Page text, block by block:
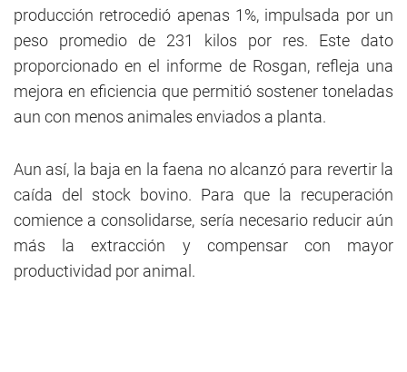
producción retrocedió apenas 1%, impulsada por un
peso promedio de 231 kilos por res. Este dato
proporcionado en el informe de Rosgan, refleja una
mejora en eficiencia que permitió sostener toneladas
aun con menos animales enviados a planta.
Aun así, la baja en la faena no alcanzó para revertir la
caída del stock bovino. Para que la recuperación
comience a consolidarse, sería necesario reducir aún
más la extracción y compensar con mayor
productividad por animal.